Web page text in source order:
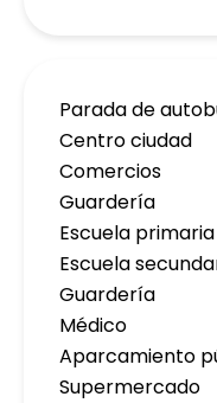
Parada de
Centro ciudad
Comercios
Guardería
Escuela primaria
Escuela
Guardería
Médico
Aparcamiento
Supermercado